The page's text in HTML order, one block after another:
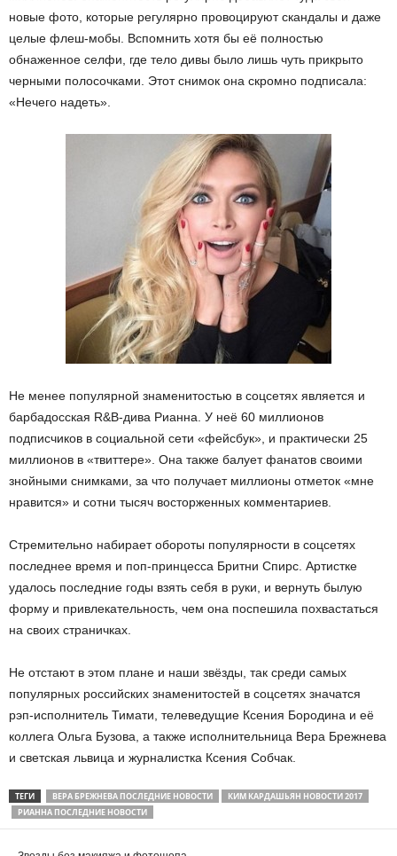
новые фото, которые регулярно провоцируют скандалы и даже
целые флеш-мобы. Вспомнить хотя бы её полностью
обнаженное селфи, где тело дивы было лишь чуть прикрыто
черными полосочками. Этот снимок она скромно подписала:
«Нечего надеть».
Не менее популярной знаменитостью в соцсетях является и
барбадосская R&B-дива Рианна. У неё 60 миллионов
подписчиков в социальной сети «фейсбук», и практически 25
миллионов в «твиттере». Она также балует фанатов своими
знойными снимками, за что получает миллионы отметок «мне
нравится» и сотни тысяч восторженных комментариев.
Стремительно набирает обороты популярности в соцсетях
последнее время и поп-принцесса Бритни Спирс. Артистке
удалось последние годы взять себя в руки, и вернуть былую
форму и привлекательность, чем она поспешила похвастаться
на своих страничках.
Не отстают в этом плане и наши звёзды, так среди самых
популярных российских знаменитостей в соцсетях значатся
рэп-исполнитель Тимати, телеведущие Ксения Бородина и её
коллега Ольга Бузова, а также исполнительница Вера Брежнева
и светская львица и журналистка Ксения Собчак.
ТЕГИ ВЕРА БРЕЖНЕВА ПОСЛЕДНИЕ НОВОСТИ
КИМ КАРДАШЬЯН НОВОСТИ 2017
РИАННА ПОСЛЕДНИЕ НОВОСТИ